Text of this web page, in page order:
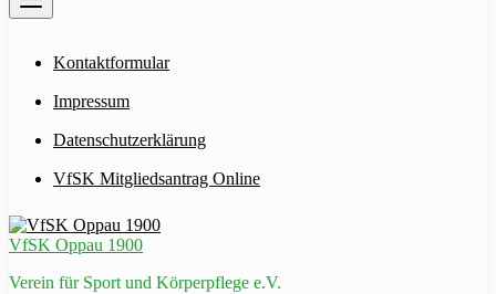
Kontaktformular
Impressum
Datenschutzerklärung
VfSK Mitgliedsantrag Online
VfSK Oppau 1900
Verein für Sport und Körperpflege e.V.